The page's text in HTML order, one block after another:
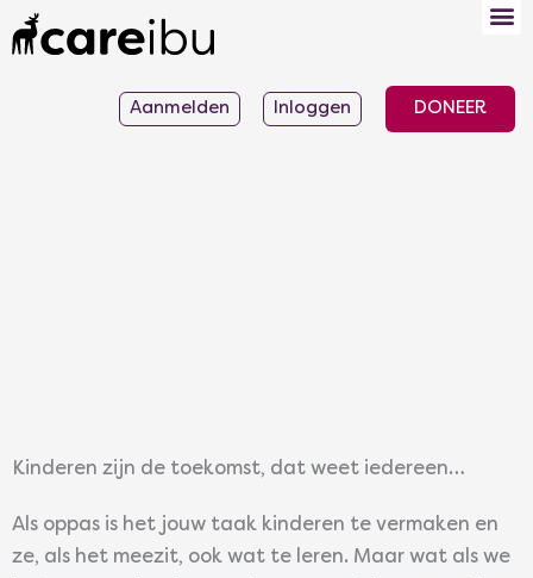
naar
Aanmelden Inloggen DONEER
Kinderen zijn de toekomst, dat weet iedereen…
Als oppas is het jouw taak kinderen te vermaken en
ze, als het meezit, ook wat te leren. Maar wat als we